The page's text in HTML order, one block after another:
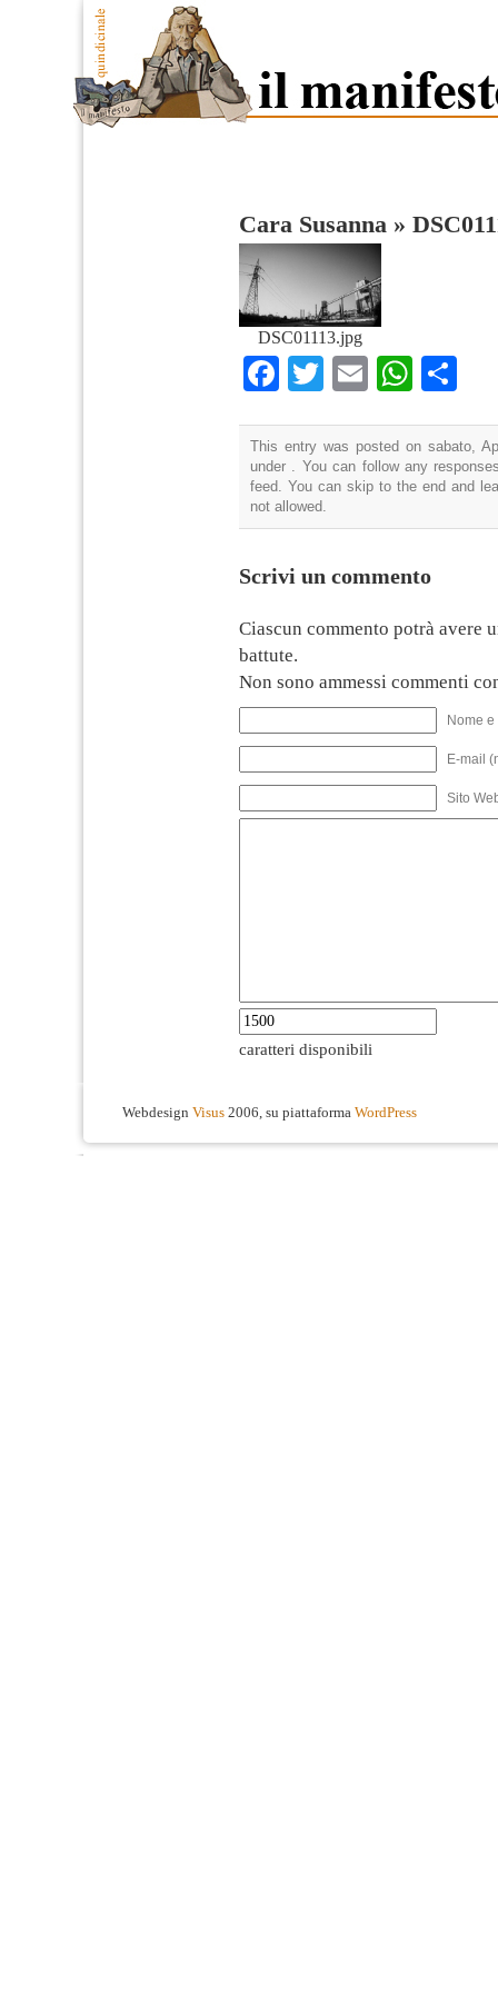
Cara Susanna »
DSC01113.jpg
Facebook
TwitterEmail
This entry was posted on sabato,
under . You can follow any
feed. You can skip to the end and
not allowed.
Scrivi un commento
Ciascun commento potrà avere
battute.
Non sono ammessi commenti
Nome
E-mail
Sito
caratteri disponibili
Webdesign Visus 2006, su piattaforma WordPress